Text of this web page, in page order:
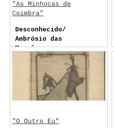
"As Minhocas de
Coimbra"
Desconhecido/
Ambrósio das
Mercês
"O Outro Eu"